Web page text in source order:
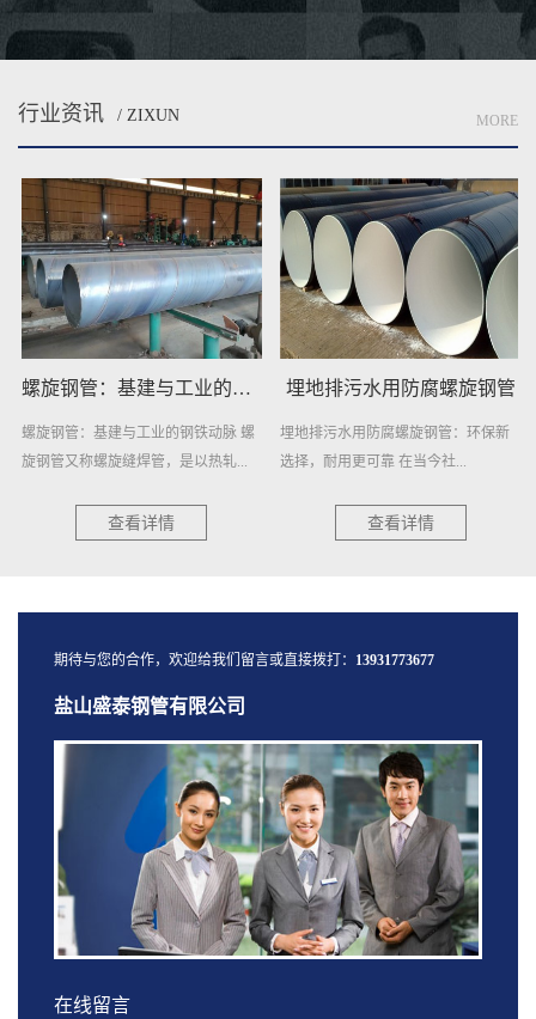
行业资讯 / ZIXUN MORE
螺旋钢管：基建与工业的钢铁动脉
螺旋钢管：基建与工业的钢铁动脉 螺
旋钢管又称螺旋缝焊管，是以热轧...
查看详情
埋地排污水用防腐螺旋钢管
埋地排污水用防腐螺旋钢管：环保新
选择，耐用更可靠 在当今社...
查看详情
期待与您的合作，欢迎给我们留言或直接拨打： 13931773677
盐山盛泰钢管有限公司
在线留言